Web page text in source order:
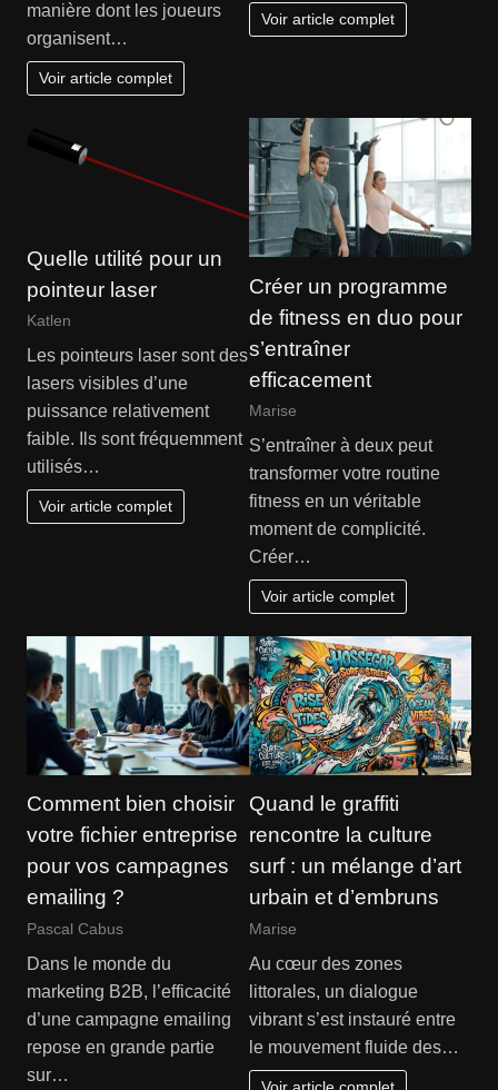
manière dont les joueurs
organisent…
Voir article complet
Voir article complet
Quelle utilité pour un
pointeur laser
Katlen
Les pointeurs laser sont des
lasers visibles d’une
puissance relativement
faible. Ils sont fréquemment
utilisés…
Voir article complet
Créer un programme
de fitness en duo pour
s’entraîner
efficacement
Marise
S’entraîner à deux peut
transformer votre routine
fitness en un véritable
moment de complicité.
Créer…
Voir article complet
Comment bien choisir
votre fichier entreprise
pour vos campagnes
emailing ?
Pascal Cabus
Dans le monde du
marketing B2B, l’efficacité
d’une campagne emailing
repose en grande partie
sur…
Quand le graffiti
rencontre la culture
surf : un mélange d’art
urbain et d’embruns
Marise
Au cœur des zones
littorales, un dialogue
vibrant s’est instauré entre
le mouvement fluide des…
Voir article complet